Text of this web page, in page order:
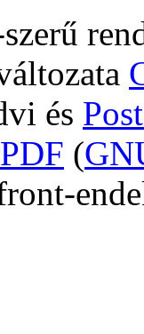
és
(